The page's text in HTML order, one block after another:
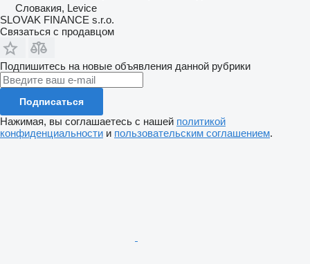
Словакия, Levice
SLOVAK FINANCE s.r.o.
Связаться с продавцом
Подпишитесь на новые объявления данной рубрики
Подписаться
Нажимая, вы соглашаетесь с нашей политикой
конфиденциальности и пользовательским соглашением.